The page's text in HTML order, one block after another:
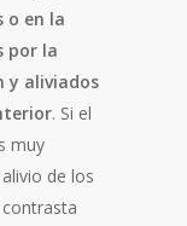
o en la
por la
y aliviados
. Si el
muy
de los